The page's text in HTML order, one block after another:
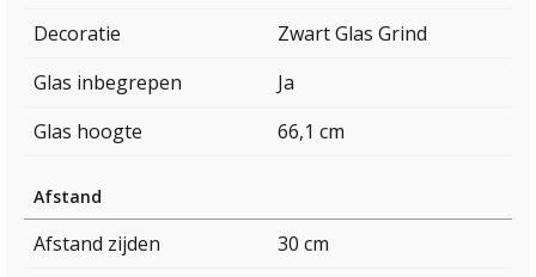
Decoratie
Zwart Glas Grind
Glas inbegrepen
Ja
Glas hoogte
66,1 cm
Afstand
Afstand zijden
30 cm